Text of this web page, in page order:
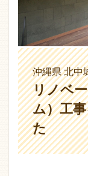
沖縄県 北
リノベ
ム）工
た